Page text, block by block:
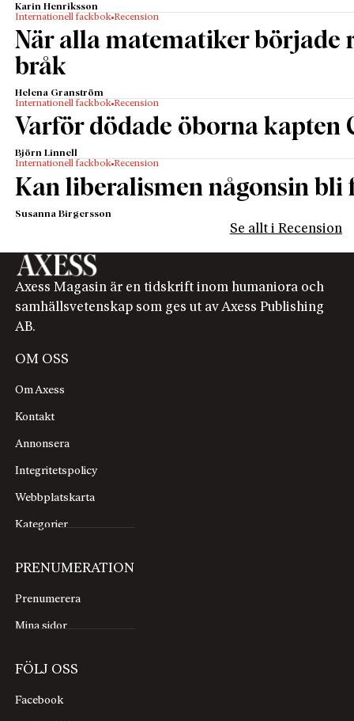
Karin Henriksson
Internationell fackbok Recension
När alla matematiker började
bråk
Helena Granström
Internationell fackbok Recension
Varför dödade öborna kapten
Björn Linnell
Internationell fackbok Recension
Kan liberalismen någonsin bli
Susanna Birgersson
Se allt i Recension
Axess Magasin är en tidskrift inom humaniora och
samhällsvetenskap som ges ut av Axess Publishing
AB.
OM OSS
Om Axess
Kontakt
Annonsera
Integritetspolicy
Webbplatskarta
Kategorier
PRENUMERATION
Prenumerera
Mina sidor
FÖLJ OSS
Facebook